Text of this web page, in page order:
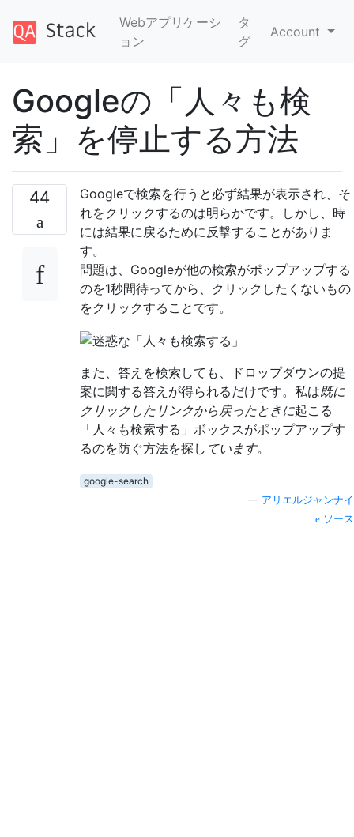
Webアプリケーシ
ョン
タ
グ
Account
Googleの「人々も検
索」を停止する方法
44
Googleで検索を行うと必ず結果が表示され、そ
れをクリックするのは明らかです。しかし、時
には結果に戻るために反撃することがありま
す。
問題は、Googleが他の検索がポップアップする
のを1秒間待ってから、クリックしたくないもの
をクリックすることです。
また、答えを検索しても、ドロップダウンの提
案に関する答えが得られるだけです。私は既に
クリックしたリンクから戻ったときに起こる
「人々も検索する」ボックスがポップアップす
るのを防ぐ方法を探し ています。
google-search
アリエルジャンナイ
ソース